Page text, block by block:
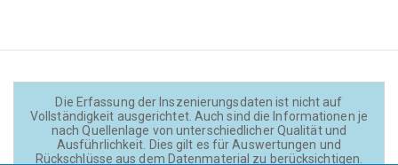
Die Erfassung der Inszenierungsdaten ist nicht auf
Vollständigkeit ausgerichtet. Auch sind die Informationen je
nach Quellenlage von unterschiedlicher Qualität und
Ausführlichkeit. Dies gilt es für Auswertungen und
Rückschlüsse aus dem Datenmaterial zu berücksichtigen.